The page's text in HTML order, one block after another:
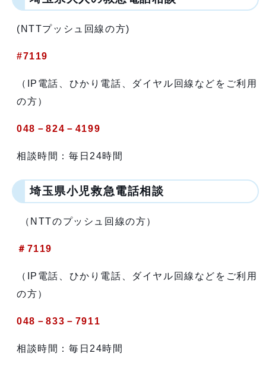
(NTTプッシュ回線の方)
#7119
（IP電話、ひかり電話、ダイヤル回線などをご利用
の方）
048－824－4199
相談時間：毎日24時間
埼玉県小児救急電話相談
（NTTのプッシュ回線の方）
＃7119
（IP電話、ひかり電話、ダイヤル回線などをご利用
の方）
048－833－7911
相談時間：毎日24時間